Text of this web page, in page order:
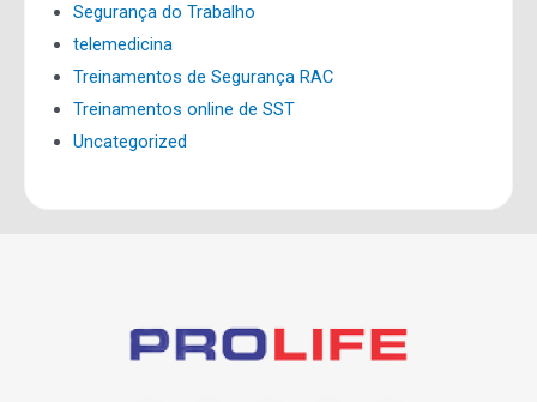
Segurança do Trabalho
telemedicina
Treinamentos de Segurança RAC
Treinamentos online de SST
Uncategorized